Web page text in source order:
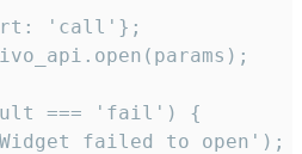
'call'};
=== 'fail') {
failed to open');